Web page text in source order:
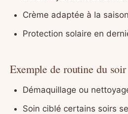
Crème adaptée à la
Protection solaire en
Exemple de routine du soir
Démaquillage ou
Soin ciblé certains soirs